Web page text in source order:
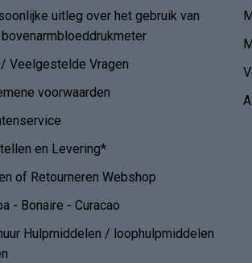
uitleg over het gebruik van
Veelgestelde Vragen
voorwaarden
en Levering*
of Retourneren Webshop
- Bonaire - Curacao
Hulpmiddelen / loophulpmiddelen